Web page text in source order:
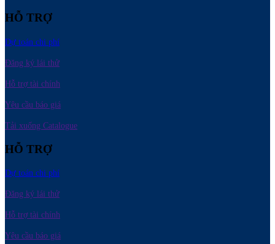
HỖ TRỢ
Dự toán chi phí
Đăng ký lái thử
Hỗ trợ tài chính
Yêu cầu báo giá
Tải xuống Catalogue
HỖ TRỢ
Dự toán chi phí
Đăng ký lái thử
Hỗ trợ tài chính
Yêu cầu báo giá